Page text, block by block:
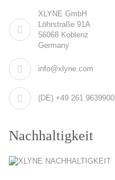
XLYNE GmbH
Löhrstraße 91A
56068 Koblenz
Germany
info@xlyne.com
(DE) +49 261 9639900
Nachhaltigkeit